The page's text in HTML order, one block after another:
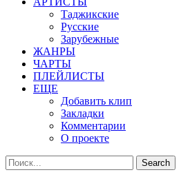
Таджикские
Русские
Зарубежные
ЖАНРЫ
ЧАРТЫ
ПЛЕЙЛИСТЫ
ЕЩЕ
Добавить клип
Закладки
Комментарии
О проекте